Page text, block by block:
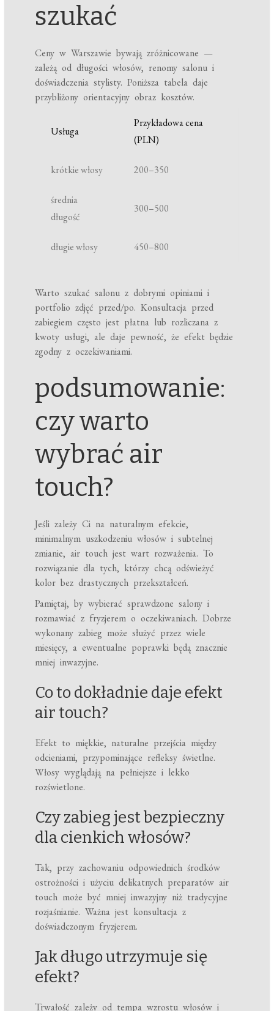
szukać
Ceny w Warszawie bywają zróżnicowane —
zależą od długości włosów, renomy salonu i
doświadczenia stylisty. Poniższa tabela daje
przybliżony orientacyjny obraz kosztów.
Usługa
Przykładowa cena
(PLN)
krótkie włosy 200–350
średnia
długość
300–500
długie włosy 450–800
Warto szukać salonu z dobrymi opiniami i
portfolio zdjęć przed/po. Konsultacja przed
zabiegiem często jest płatna lub rozliczana z
kwoty usługi, ale daje pewność, że efekt będzie
zgodny z oczekiwaniami.
podsumowanie:
czy warto
wybrać air
touch?
Jeśli zależy Ci na naturalnym efekcie,
minimalnym uszkodzeniu włosów i subtelnej
zmianie, air touch jest wart rozważenia. To
rozwiązanie dla tych, którzy chcą odświeżyć
kolor bez drastycznych przekształceń.
Pamiętaj, by wybierać sprawdzone salony i
rozmawiać z fryzjerem o oczekiwaniach. Dobrze
wykonany zabieg może służyć przez wiele
miesięcy, a ewentualne poprawki będą znacznie
mniej inwazyjne.
Co to dokładnie daje efekt
air touch?
Efekt to miękkie, naturalne przejścia między
odcieniami, przypominające refleksy świetlne.
Włosy wyglądają na pełniejsze i lekko
rozświetlone.
Czy zabieg jest bezpieczny
dla cienkich włosów?
Tak, przy zachowaniu odpowiednich środków
ostrożności i użyciu delikatnych preparatów air
touch może być mniej inwazyjny niż tradycyjne
rozjaśnianie. Ważna jest konsultacja z
doświadczonym fryzjerem.
Jak długo utrzymuje się
efekt?
Trwałość zależy od tempa wzrostu włosów i